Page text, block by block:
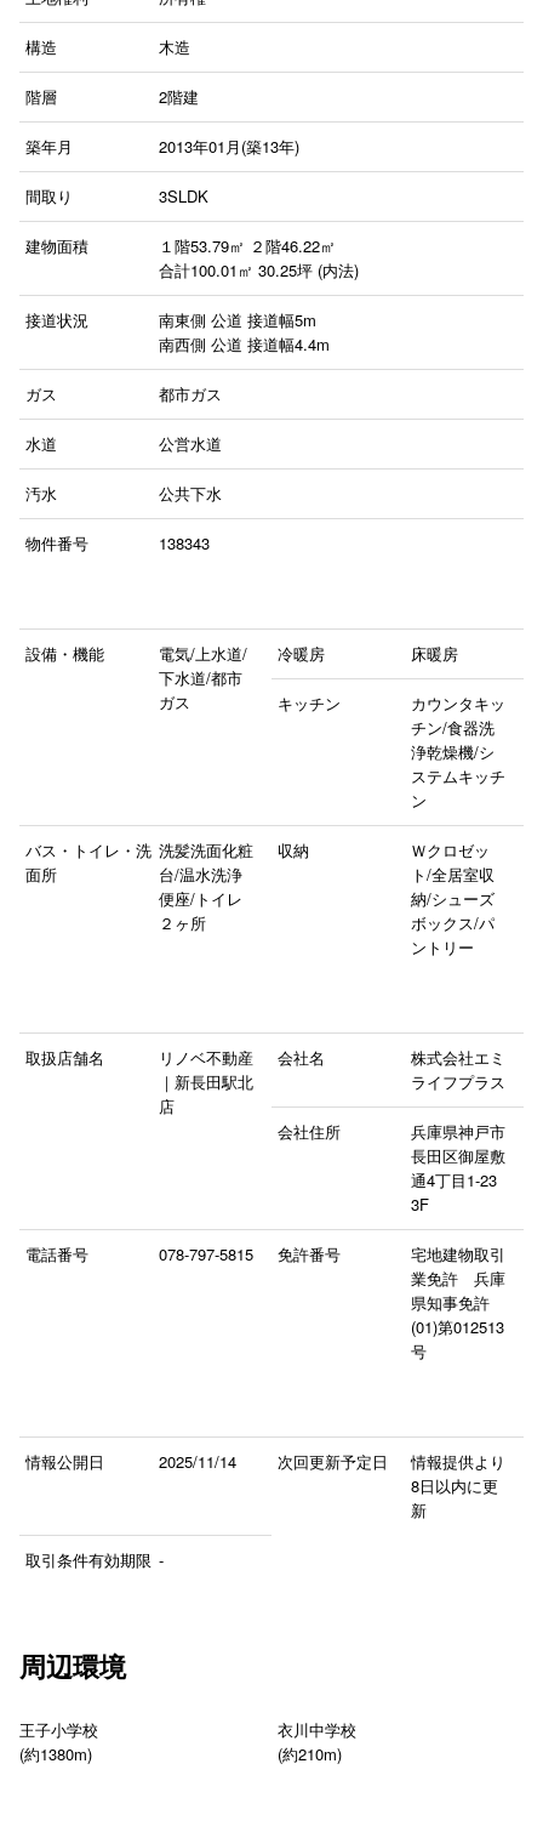
構造 木造
階層 2階建
築年月 2013年01月(築13年)
間取り 3SLDK
建物面積 １階53.79㎡ ２階46.22㎡
合計100.01㎡ 30.25坪 (内法)
接道状況
南東側 公道 接道幅5m
南西側 公道 接道幅4.4m
ガス 都市ガス
水道 公営水道
汚水 公共下水
物件番号 138343
設備・機能
電気/上水道/
下水道/都市
ガス
冷暖房 床暖房
キッチン
カウンタキッ
チン/食器洗
浄乾燥機/シ
ステムキッチ
ン
バス・トイレ・洗
面所
洗髪洗面化粧
台/温水洗浄
便座/トイレ
２ヶ所
収納
Ｗクロゼッ
ト/全居室収
納/シューズ
ボックス/パ
ントリー
取扱店舗名
リノベ不動産
｜新長田駅北
店
会社名
株式会社エミ
ライフプラス
会社住所
兵庫県神戸市
長田区御屋敷
通4丁目1-23
3F
電話番号 078-797-5815 免許番号
宅地建物取引
業免許 兵庫
県知事免許
(01)第012513
号
情報公開日 2025/11/14 次回更新予定日
情報提供より
8日以内に更
新
取引条件有効期限 -
周辺環境
王子小学校
(約1380m)
衣川中学校
(約210m)